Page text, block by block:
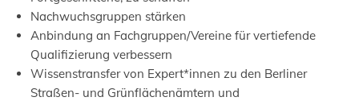
Nachwuchsgruppen stärken
Anbindung an Fachgruppen/Vereine für vertiefende
Qualifizierung verbessern
Wissenstransfer von Expert*innen zu den Berliner
Straßen- und Grünflächenämtern und